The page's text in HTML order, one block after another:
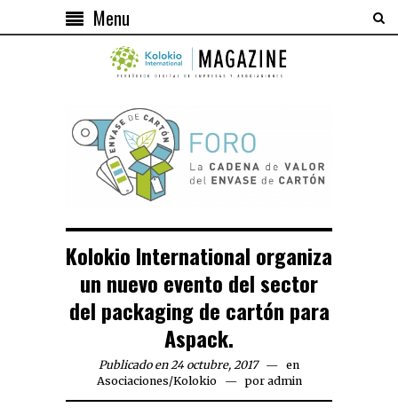
Menu
Kolokio International organiza
un nuevo evento del sector
del packaging de cartón para
Aspack.
Publicado en 24 octubre, 2017
en
Asociaciones/Kolokio por admin